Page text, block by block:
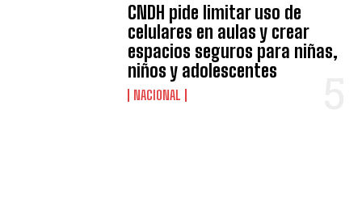
CNDH pide limitar uso de
celulares en aulas y crear
espacios seguros para niñas,
niños y adolescentes
NACIONAL